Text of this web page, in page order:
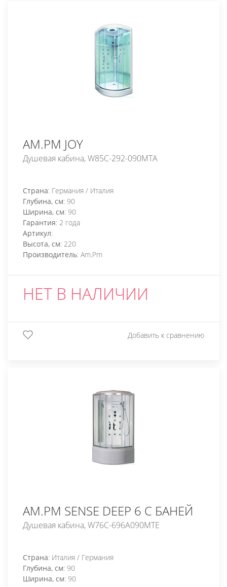
AM.PM JOY
Душевая кабина, W85C-292-090MTA
Страна: Германия / Италия
Глубина, см: 90
Ширина, см: 90
Гарантия: 2 года
Артикул:
Высота, см: 220
Производитель: Am.Pm
НЕТ В НАЛИЧИИ
Добавить к сравнению
AM.PM SENSE DEEP 6 С БАНЕЙ
Душевая кабина, W76C-696A090MTE
Страна: Италия / Германия
Глубина, см: 90
Ширина, см: 90